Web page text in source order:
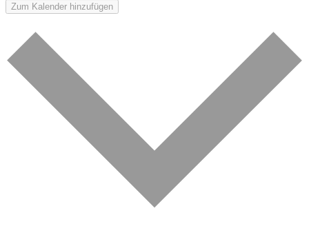
Zum Kalender hinzufügen